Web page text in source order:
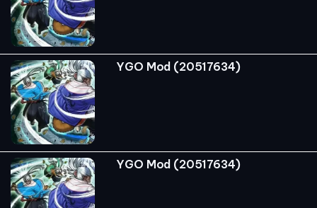
YGO Mod (20517634)
YGO Mod (20517634)